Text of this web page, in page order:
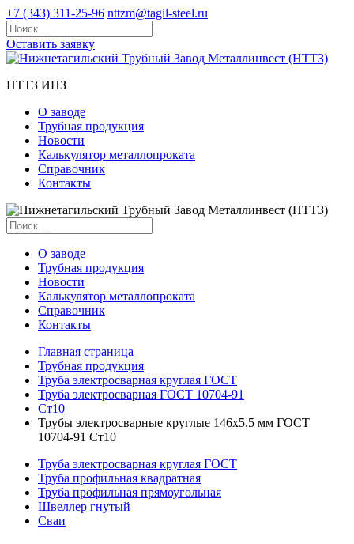
+7 (343) 311-25-96 nttzm@tagil-steel.ru
Оставить заявку
НТТЗ ИНЗ
О заводе
Трубная продукция
Новости
Калькулятор металлопроката
Справочник
Контакты
О заводе
Трубная продукция
Новости
Калькулятор металлопроката
Справочник
Контакты
Главная страница
Трубная продукция
Труба электросварная круглая ГОСТ
Труба электросварная ГОСТ 10704-91
Ст10
Трубы электросварные круглые 146x5.5 мм ГОСТ
10704-91 Ст10
Труба электросварная круглая ГОСТ
Труба профильная квадратная
Труба профильная прямоугольная
Швеллер гнутый
Сваи